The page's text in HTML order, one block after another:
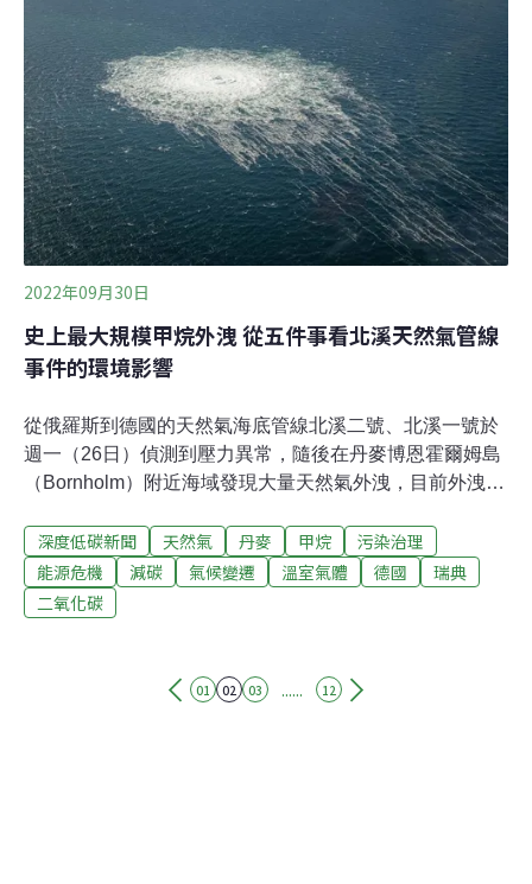
少一次性垃圾產生。（中央社報導）北農推新摺疊籃回收
系統 目標取代一次性紙箱台北農產運銷公司今天表示，蔬
果新式摺疊籃回收循環系統已上路，除可降低農民包裝成
本，還能達到節省收納空間、垃圾減量等優點，目標為取
代一次性使用的紙箱。
2022年09月30日
史上最大規模甲烷外洩 從五件事看北溪天然氣管線
事件的環境影響
從俄羅斯到德國的天然氣海底管線北溪二號、北溪一號於
週一（26日）偵測到壓力異常，隨後在丹麥博恩霍爾姆島
（Bornholm）附近海域發現大量天然氣外洩，目前外洩點
冒出。專家普遍認為，這可能是史上最嚴重的甲烷事故之
一。由於天然氣仍在持續洩漏，管線也沒有遏制氣體外洩
的機制，難以靠近現場調查。在本週日預期能外洩完全之
前，專家表示，我們什麼都不能做。由於天然氣的主要成
家也十分關注外洩所造成的暖化效應。丹麥預估這次事件
深度低碳新聞 天然氣 丹麥 甲烷
污染治理
能源危機
減碳 氣候變遷 溫室氣體 德國
瑞典
二氧化碳
01 02 03 ...... 12